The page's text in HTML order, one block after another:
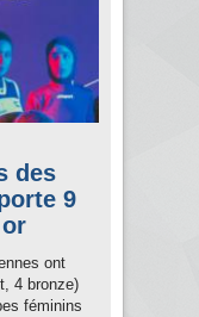
des
9
ont
4 bronze)
féminins